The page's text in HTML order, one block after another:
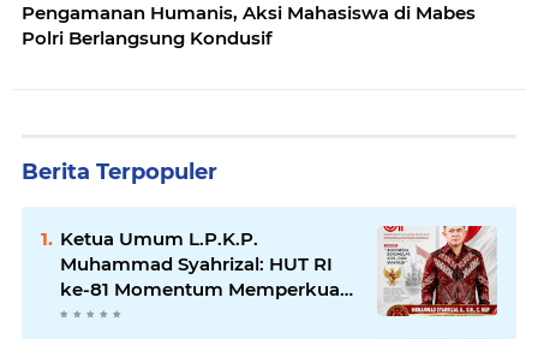
Pengamanan Humanis, Aksi Mahasiswa di Mabes
Polri Berlangsung Kondusif
Berita Terpopuler
Ketua Umum L.P.K.P.
Muhammad Syahrizal: HUT RI
ke-81 Momentum Memperkuat
Persatuan dan Keadilan bagi